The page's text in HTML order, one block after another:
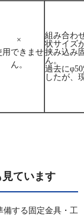
×
用できませ
ん。
組み合わ
状サイズ
挟み込み
ん。
過去に
したが、
ています
備する固定金具・工